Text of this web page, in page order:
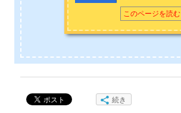
このページを読む
続き